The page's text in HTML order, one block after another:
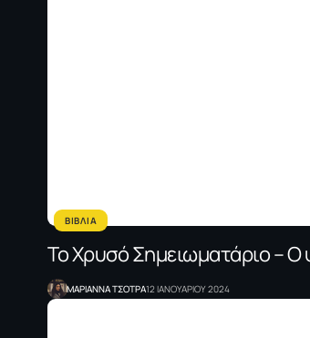
ΒΙΒΛΙΑ
Το Χρυσό Σημειωματάριο – Ο
ΜΑΡΙΑΝΝΑ ΤΣΟΤΡΑ12 ΙΑΝΟΥΑΡΙΟΥ 2024